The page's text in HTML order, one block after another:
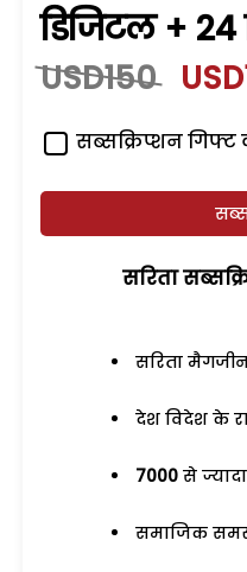
डिजिटल + 24
USD150
सब्सक्रिप्शन गिफ्ट
सरिता
सरिता
देश विदेश के
7000 से
समाजिक